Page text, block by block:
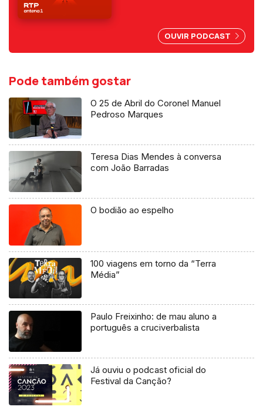
confessa que aprender a ser
velho é difícil.OUVIR PODCAST
Pode também gostar
O 25 de Abril do Coronel Manuel
Pedroso Marques
Teresa Dias Mendes à conversa
com João Barradas
O bodião ao espelho
100 viagens em torno da “Terra
Média”
Paulo Freixinho: de mau aluno a
português a cruciverbalista
Já ouviu o podcast oficial do
Festival da Canção?